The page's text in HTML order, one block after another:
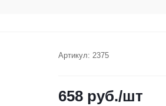
Артикул: 2375
658 руб./шт